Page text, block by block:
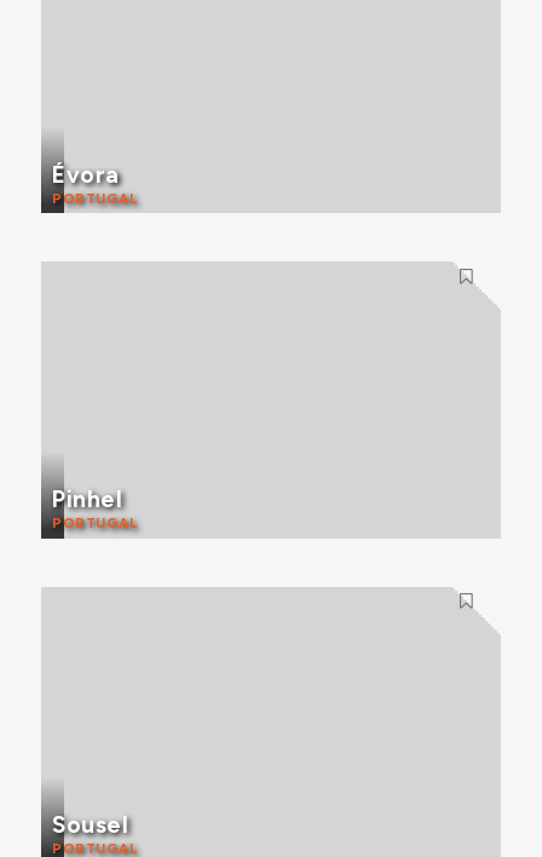
Évora
PORTUGAL
Pinhel
PORTUGAL
Sousel
PORTUGAL